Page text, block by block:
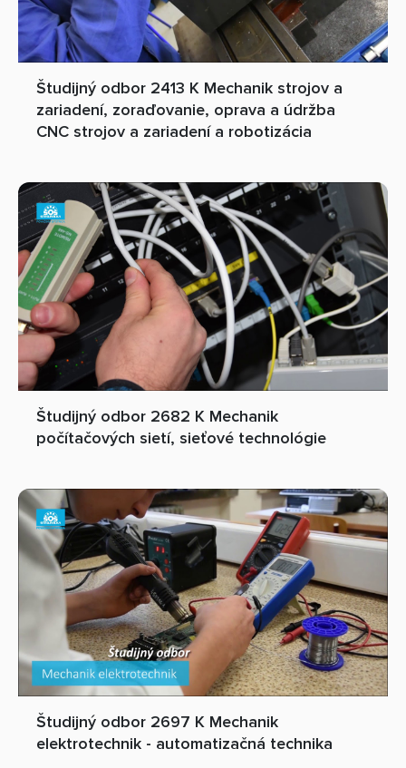
Študijný odbor 2413 K Mechanik strojov a
zariadení, zoraďovanie, oprava a údržba
CNC strojov a zariadení a robotizácia
Študijný odbor 2682 K Mechanik
počítačových sietí, sieťové technológie
Študijný odbor 2697 K Mechanik
elektrotechnik - automatizačná technika